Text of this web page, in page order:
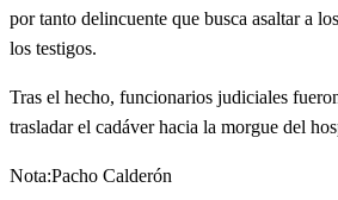
por tanto delincuente que busca asaltar a
los testigos.
Tras el hecho, funcionarios judiciales
trasladar el cadáver hacia la morgue del
Nota:Pacho Calderón